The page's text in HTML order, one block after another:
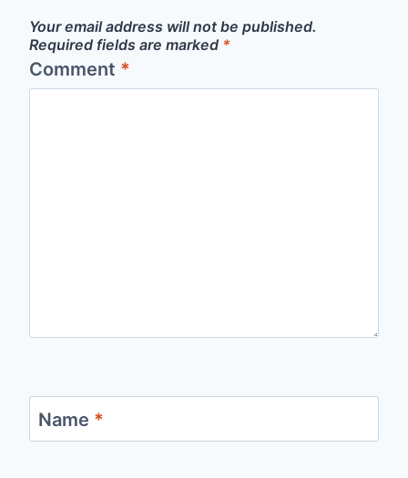
Your email address will not be published.
Required fields are marked *
Comment *
Name *